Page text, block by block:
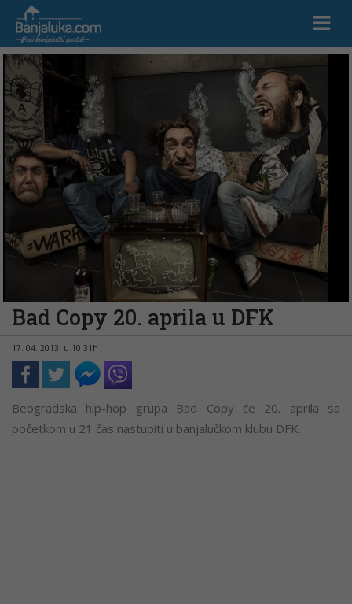
Bad Copy 20. aprila u DFK
17. 04. 2013. u 10:31h
Beogradska hip-hop grupa Bad Copy će 20. aprila sa
početkom u 21 čas nastupiti u banjalučkom klubu DFK.